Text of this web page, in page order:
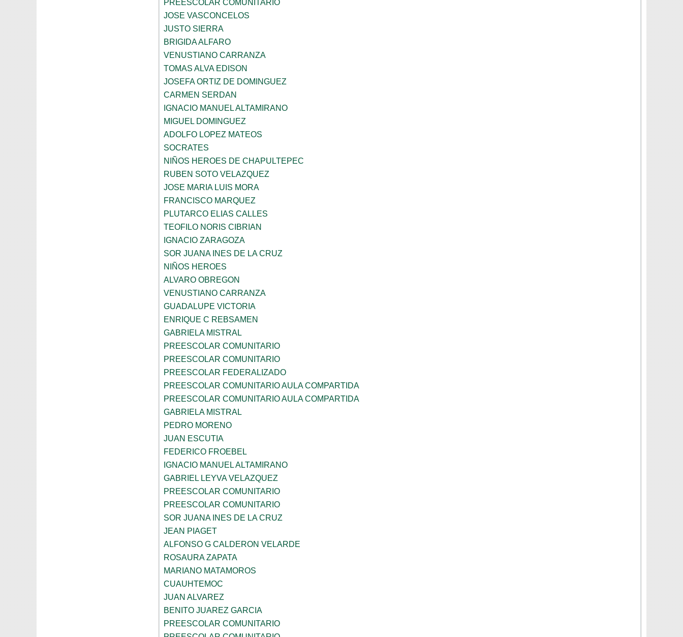
PREESCOLAR COMUNITARIO
JOSE VASCONCELOS
JUSTO SIERRA
BRIGIDA ALFARO
VENUSTIANO CARRANZA
TOMAS ALVA EDISON
JOSEFA ORTIZ DE DOMINGUEZ
CARMEN SERDAN
IGNACIO MANUEL ALTAMIRANO
MIGUEL DOMINGUEZ
ADOLFO LOPEZ MATEOS
SOCRATES
NIÑOS HEROES DE CHAPULTEPEC
RUBEN SOTO VELAZQUEZ
JOSE MARIA LUIS MORA
FRANCISCO MARQUEZ
PLUTARCO ELIAS CALLES
TEOFILO NORIS CIBRIAN
IGNACIO ZARAGOZA
SOR JUANA INES DE LA CRUZ
NIÑOS HEROES
ALVARO OBREGON
VENUSTIANO CARRANZA
GUADALUPE VICTORIA
ENRIQUE C REBSAMEN
GABRIELA MISTRAL
PREESCOLAR COMUNITARIO
PREESCOLAR COMUNITARIO
PREESCOLAR FEDERALIZADO
PREESCOLAR COMUNITARIO AULA COMPARTIDA
PREESCOLAR COMUNITARIO AULA COMPARTIDA
GABRIELA MISTRAL
PEDRO MORENO
JUAN ESCUTIA
FEDERICO FROEBEL
IGNACIO MANUEL ALTAMIRANO
GABRIEL LEYVA VELAZQUEZ
PREESCOLAR COMUNITARIO
PREESCOLAR COMUNITARIO
SOR JUANA INES DE LA CRUZ
JEAN PIAGET
ALFONSO G CALDERON VELARDE
ROSAURA ZAPATA
MARIANO MATAMOROS
CUAUHTEMOC
JUAN ALVAREZ
BENITO JUAREZ GARCIA
PREESCOLAR COMUNITARIO